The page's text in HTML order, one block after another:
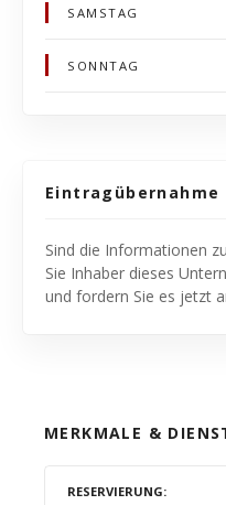
SAMSTAG
SONNTAG
Eintragübernahme
Sind die Informationen
Sie Inhaber dieses
und fordern Sie es jetzt
MERKMALE &
RESERVIERUNG